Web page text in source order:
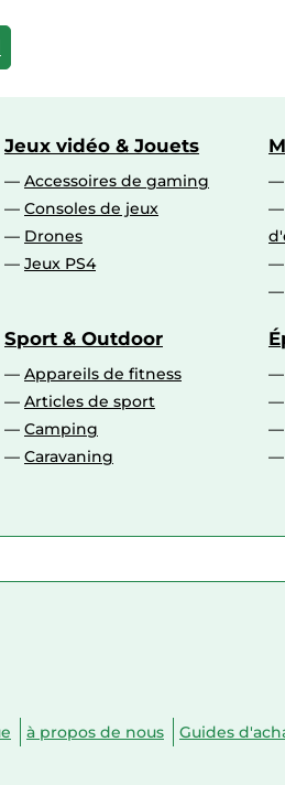
Jeux vidéo & Jouets
Accessoires de gaming
Consoles de jeux
Drones
Jeux PS4
Sport & Outdoor
Appareils de fitness
Articles de sport
Camping
Caravaning
à propos de nous Guides